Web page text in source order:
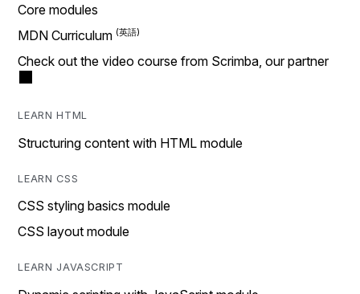
Core modules
MDN Curriculum
Check out the video course from Scrimba, our partner
LEARN HTML
Structuring content with HTML module
LEARN CSS
CSS styling basics module
CSS layout module
LEARN JAVASCRIPT